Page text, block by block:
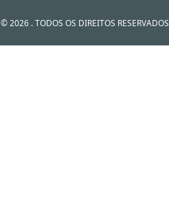
© 2026 . TODOS OS DIREITOS RESERVADOS